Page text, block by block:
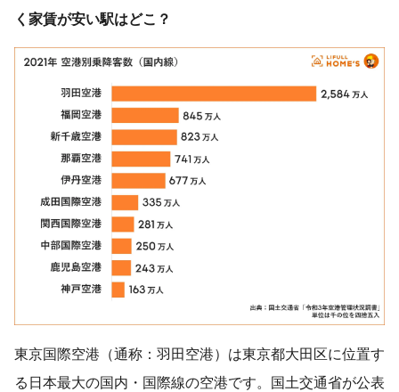
く 家賃が安い駅はどこ？
東京国際空港（通称：羽田空港）は東京都大田区に位置す
る日本最大の国内・国際線の空港です。国土交通省が公表